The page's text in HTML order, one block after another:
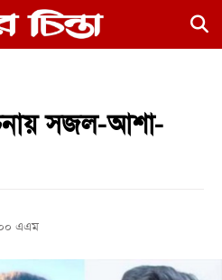
সজল-আশা-
এএম